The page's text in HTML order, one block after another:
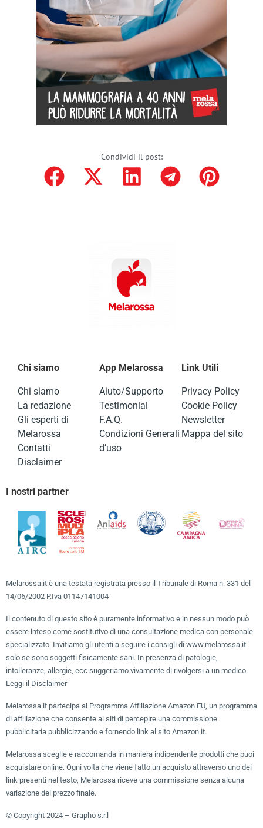
Condividi il post:
Chi siamo
Chi siamo
La redazione
Gli esperti di
Melarossa
Contatti
Disclaimer
App Melarossa
Aiuto/Supporto
Testimonial
F.A.Q.
Condizioni Generali
d’uso
Link Utili
Privacy Policy
Cookie Policy
Newsletter
Mappa del sito
I nostri partner
Melarossa.it è una testata registrata presso il Tribunale di Roma n. 331 del
14/06/2002 P.Iva 01147141004
Il contenuto di questo sito è puramente informativo e in nessun modo può
essere inteso come sostitutivo di una consultazione medica con personale
specializzato. Invitiamo gli utenti a seguire i consigli di www.melarossa.it
solo se sono soggetti fisicamente sani. In presenza di patologie,
intolleranze, allergie, ecc suggeriamo vivamente di rivolgersi a un medico.
Leggi il Disclaimer
Melarossa.it partecipa al Programma Affiliazione Amazon EU, un programma
di affiliazione che consente ai siti di percepire una commissione
pubblicitaria pubblicizzando e fornendo link al sito Amazon.it.
Melarossa sceglie e raccomanda in maniera indipendente prodotti che puoi
acquistare online. Ogni volta che viene fatto un acquisto attraverso uno dei
link presenti nel testo, Melarossa riceve una commissione senza alcuna
variazione del prezzo finale.
© Copyright 2024 – Grapho s.r.l